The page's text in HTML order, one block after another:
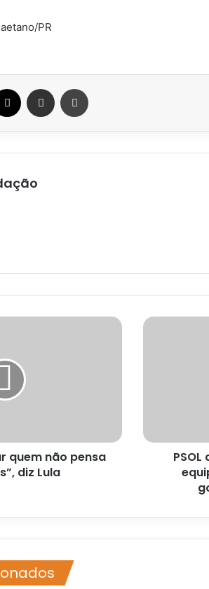
PR
Compartilhar via e-mail
quem não pensa
diz Lula
PSOL
o
governo